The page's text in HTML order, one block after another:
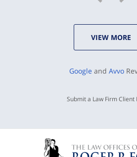
VIEW MORE
Google and Avvo
Submit a Law Firm Client